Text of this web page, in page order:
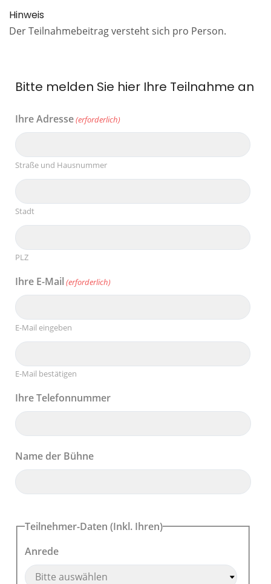
Hinweis
Der Teilnahmebeitrag versteht sich pro Person.
Bitte melden Sie hier Ihre Teilnahme an
Ihre Adresse(erforderlich)
Straße und Hausnummer
Stadt
PLZ
Ihre E-Mail (erforderlich)
E-Mail eingeben
E-Mail bestätigen
Ihre Telefonnummer
Name der Bühne
Teilnehmer-Daten (Inkl. Ihren)
Anrede